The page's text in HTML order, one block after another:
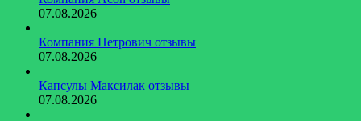
07.08.2026
Компания Петрович отзывы
07.08.2026
Капсулы Максилак отзывы
07.08.2026